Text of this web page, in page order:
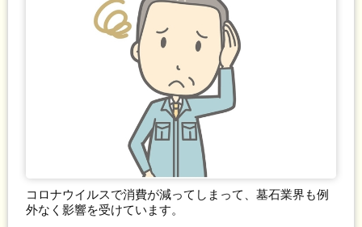
コロナウイルスで消費が減ってしまって、墓石業界も例
外なく影響を受けています。